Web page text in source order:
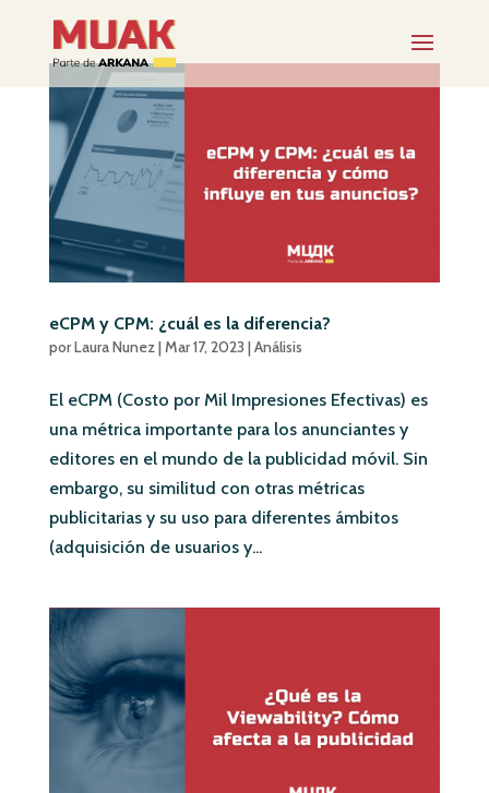
eCPM y CPM: ¿cuál es la diferencia?
porLaura Nunez|Mar 17, 2023 |Análisis
El eCPM (Costo por Mil Impresiones Efectivas) es
una métrica importante para los anunciantes y
editores en el mundo de la publicidad móvil. Sin
embargo, su similitud con otras métricas
publicitarias y su uso para diferentes ámbitos
(adquisición de usuarios y...